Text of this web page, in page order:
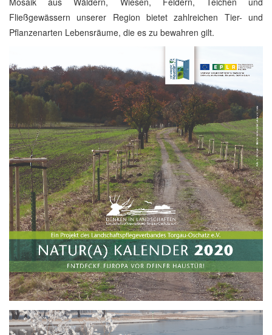
Fließgewässern unserer Region bietet zahlreichen Tier- und
Pflanzenarten Lebensräume, die es zu bewahren gilt.